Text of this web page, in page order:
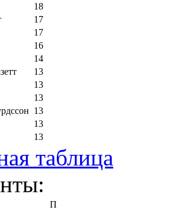
18
17
17
16
14
13
13
13
13
13
13
таблица
П